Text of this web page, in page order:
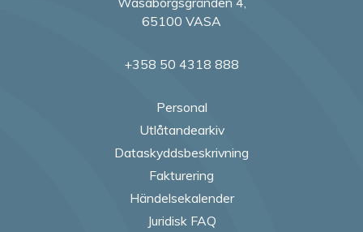
65100 VASA
+358 50 4318 888
Personal
Utlåtandearkiv
Dataskyddsbeskrivning
Fakturering
Händelsekalender
Juridisk FAQ